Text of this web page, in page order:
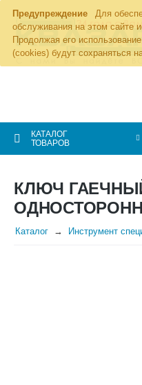
Предупреждение
Для
обслуживания на этом сайте
Продолжая его
(cookies) будут сохраняться
КАТАЛОГ
ТОВАРОВ
КЛЮЧ
Каталог Инструмент